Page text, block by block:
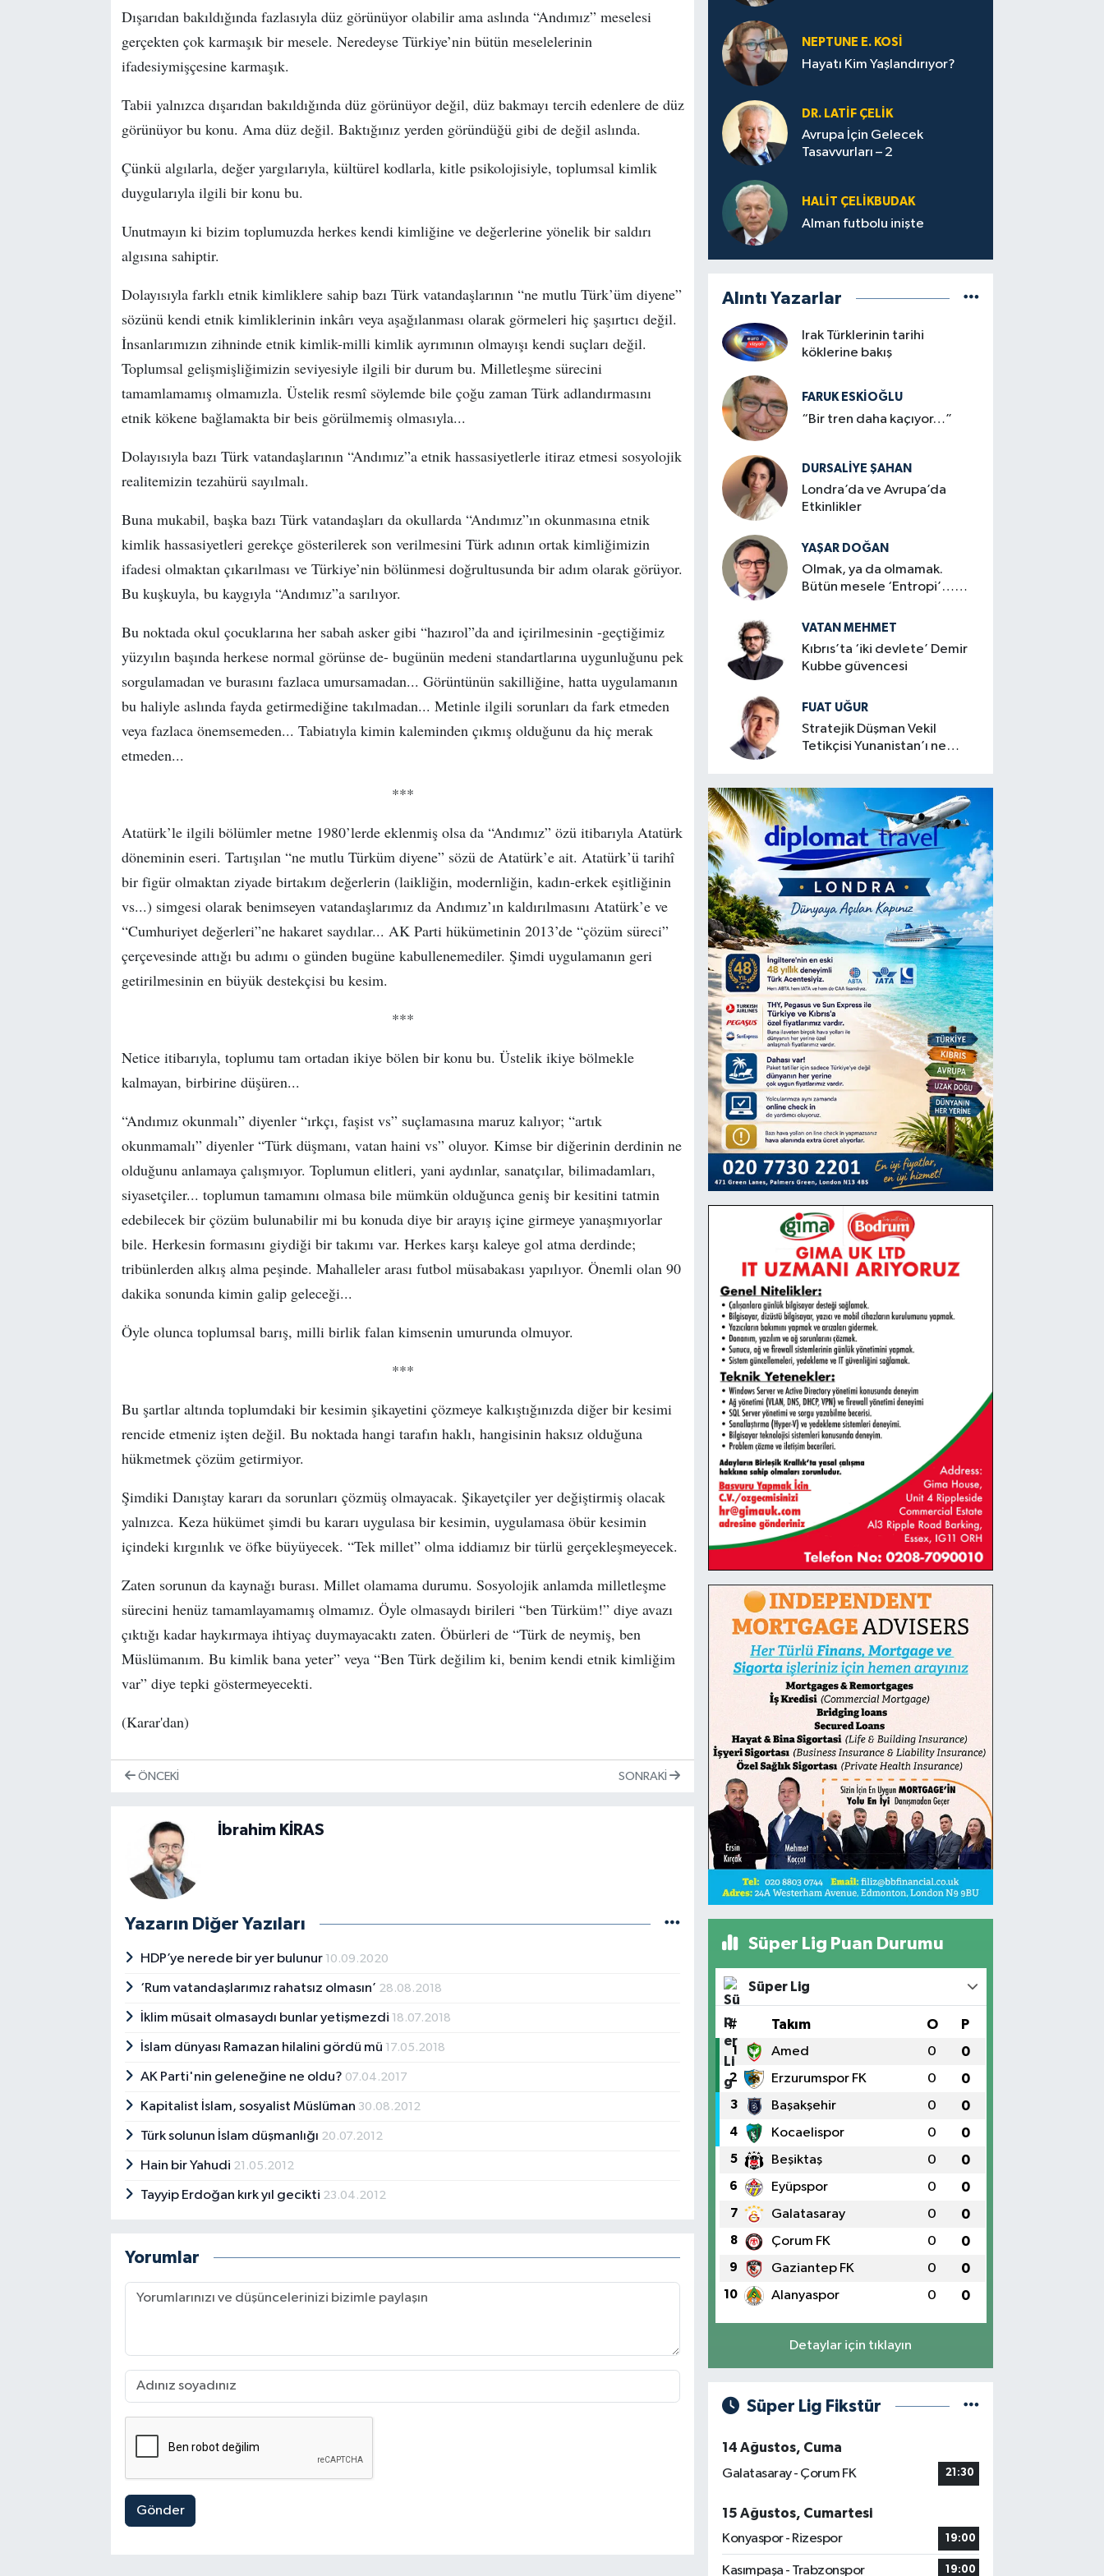
Dışarıdan bakıldığında fazlasıyla düz görünüyor olabilir ama aslında “Andımız” meselesi
gerçekten çok karmaşık bir mesele. Neredeyse Türkiye’nin bütün meselelerinin
ifadesiymişçesine karmaşık.
Tabii yalnızca dışarıdan bakıldığında düz görünüyor değil, düz bakmayı tercih edenlere de düz
görünüyor bu konu. Ama düz değil. Baktığınız yerden göründüğü gibi de değil aslında.
Çünkü algılarla, değer yargılarıyla, kültürel kodlarla, kitle psikolojisiyle, toplumsal kimlik
duygularıyla ilgili bir konu bu.
Unutmayın ki bizim toplumuzda herkes kendi kimliğine ve değerlerine yönelik bir saldırı
algısına sahiptir.
Dolayısıyla farklı etnik kimliklere sahip bazı Türk vatandaşlarının “ne mutlu Türk’üm diyene”
sözünü kendi etnik kimliklerinin inkârı veya aşağılanması olarak görmeleri hiç şaşırtıcı değil.
İnsanlarımızın zihninde etnik kimlik-milli kimlik ayrımının olmayışı kendi suçları değil.
Toplumsal gelişmişliğimizin seviyesiyle ilgili bir durum bu. Milletleşme sürecini
tamamlamamış olmamızla. Üstelik resmî söylemde bile çoğu zaman Türk adlandırmasını
etnik kökene bağlamakta bir beis görülmemiş olmasıyla...
Dolayısıyla bazı Türk vatandaşlarının “Andımız”a etnik hassasiyetlerle itiraz etmesi sosyolojik
realitemizin tezahürü sayılmalı.
Buna mukabil, başka bazı Türk vatandaşları da okullarda “Andımız”ın okunmasına etnik
kimlik hassasiyetleri gerekçe gösterilerek son verilmesini Türk adının ortak kimliğimizin
ifadesi olmaktan çıkarılması ve Türkiye’nin bölünmesi doğrultusunda bir adım olarak görüyor.
Bu kuşkuyla, bu kaygıyla “Andımız”a sarılıyor.
Bu noktada okul çocuklarına her sabah asker gibi “hazırol”da and içirilmesinin -geçtiğimiz
yüzyılın başında herkese normal görünse de- bugünün medeni standartlarına uygunluğunu pek
sorgulamadan ve burasını fazlaca umursamadan... Görüntünün sakilliğine, hatta uygulamanın
bu haliyle aslında fayda getirmediğine takılmadan... Metinle ilgili sorunları da fark etmeden
veya fazlaca önemsemeden... Tabiatıyla kimin kaleminden çıkmış olduğunu da hiç merak
etmeden...
***
Atatürk’le ilgili bölümler metne 1980’lerde eklenmiş olsa da “Andımız” özü itibarıyla Atatürk
döneminin eseri. Tartışılan “ne mutlu Türküm diyene” sözü de Atatürk’e ait. Atatürk’ü tarihî
bir figür olmaktan ziyade birtakım değerlerin (laikliğin, modernliğin, kadın-erkek eşitliğinin
vs...) simgesi olarak benimseyen vatandaşlarımız da Andımız’ın kaldırılmasını Atatürk’e ve
“Cumhuriyet değerleri”ne hakaret saydılar... AK Parti hükümetinin 2013’de “çözüm süreci”
çerçevesinde attığı bu adımı o günden bugüne kabullenemediler. Şimdi uygulamanın geri
getirilmesinin en büyük destekçisi bu kesim.
***
Netice itibarıyla, toplumu tam ortadan ikiye bölen bir konu bu. Üstelik ikiye bölmekle
kalmayan, birbirine düşüren...
“Andımız okunmalı” diyenler “ırkçı, faşist vs” suçlamasına maruz kalıyor; “artık
okunmamalı” diyenler “Türk düşmanı, vatan haini vs” oluyor. Kimse bir diğerinin derdinin ne
olduğunu anlamaya çalışmıyor. Toplumun elitleri, yani aydınlar, sanatçılar, bilimadamları,
siyasetçiler... toplumun tamamını olmasa bile mümkün olduğunca geniş bir kesitini tatmin
edebilecek bir çözüm bulunabilir mi bu konuda diye bir arayış içine girmeye yanaşmıyorlar
bile. Herkesin formasını giydiği bir takımı var. Herkes karşı kaleye gol atma derdinde;
tribünlerden alkış alma peşinde. Mahalleler arası futbol müsabakası yapılıyor. Önemli olan 90
dakika sonunda kimin galip geleceği...
Öyle olunca toplumsal barış, milli birlik falan kimsenin umurunda olmuyor.
***
Bu şartlar altında toplumdaki bir kesimin şikayetini çözmeye kalkıştığınızda diğer bir kesimi
rencide etmeniz işten değil. Bu noktada hangi tarafın haklı, hangisinin haksız olduğuna
hükmetmek çözüm getirmiyor.
Şimdiki Danıştay kararı da sorunları çözmüş olmayacak. Şikayetçiler yer değiştirmiş olacak
yalnızca. Keza hükümet şimdi bu kararı uygulasa bir kesimin, uygulamasa öbür kesimin
içindeki kırgınlık ve öfke büyüyecek. “Tek millet” olma iddiamız bir türlü gerçekleşmeyecek.
Zaten sorunun da kaynağı burası. Millet olamama durumu. Sosyolojik anlamda milletleşme
sürecini henüz tamamlayamamış olmamız. Öyle olmasaydı birileri “ben Türküm!” diye avazı
çıktığı kadar haykırmaya ihtiyaç duymayacaktı zaten. Öbürleri de “Türk de neymiş, ben
Müslümanım. Bu kimlik bana yeter” veya “Ben Türk değilim ki, benim kendi etnik kimliğim
var” diye tepki göstermeyecekti.
(Karar'dan)
ÖNCEKI SONRAKI
İbrahim KİRAS
Yazarın Diğer Yazıları
HDP’ye nerede bir yer bulunur 10.09.2020
‘Rum vatandaşlarımız rahatsız olmasın’ 28.08.2018
İklim müsait olmasaydı bunlar yetişmezdi 18.07.2018
İslam dünyası Ramazan hilalini gördü mü 17.05.2018
AK Parti'nin geleneğine ne oldu? 07.04.2017
Kapitalist İslam, sosyalist Müslüman 30.08.2012
Türk solunun İslam düşmanlığı 20.07.2012
Hain bir Yahudi 21.05.2012
Tayyip Erdoğan kırk yıl gecikti 23.04.2012
Yorumlar
Gönder
NEPTUNE E. KOSİ
Hayatı Kim Yaşlandırıyor?
DR. LATİF ÇELİK
Avrupa İçin Gelecek
Tasavvurları – 2
HALIT ÇELİKBUDAK
Alman futbolu inişte
Alıntı Yazarlar
Irak Türklerinin tarihi
köklerine bakış
FARUK ESKİOĞLU
“Bir tren daha kaçıyor…”
DURSALIYE ŞAHAN
Londra’da ve Avrupa’da
Etkinlikler
YAŞAR DOĞAN
Olmak, ya da olmamak.
Bütün mesele ‘Entropi’…
VATAN MEHMET
Kıbrıs’ta ‘iki devlete’ Demir
Kubbe güvencesi
FUAT UĞUR
Stratejik Düşman Vekil
Tetikçisi Yunanistan’ı ne
Süper Lig Puan Durumu
Süper Lig
# Takım O P
1 Amed 0 0
2 Erzurumspor FK 0 0
3 Başakşehir 0 0
4 Kocaelispor 0 0
5 Beşiktaş 0 0
6 Eyüpspor 0 0
7 Galatasaray 0 0
8 Çorum FK 0 0
9 Gaziantep FK 0 0
10 Alanyaspor 0 0
Detaylar için tıklayın
Süper Lig Fikstür
14 Ağustos, Cuma
Galatasaray - Çorum FK
21:30
15 Ağustos, Cumartesi
Konyaspor - Rizespor
19:00
Kasımpaşa - Trabzonspor 19:00